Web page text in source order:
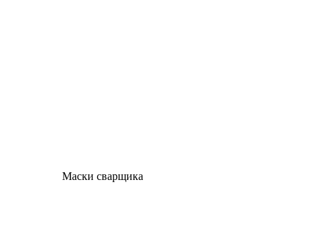
Маски сварщика